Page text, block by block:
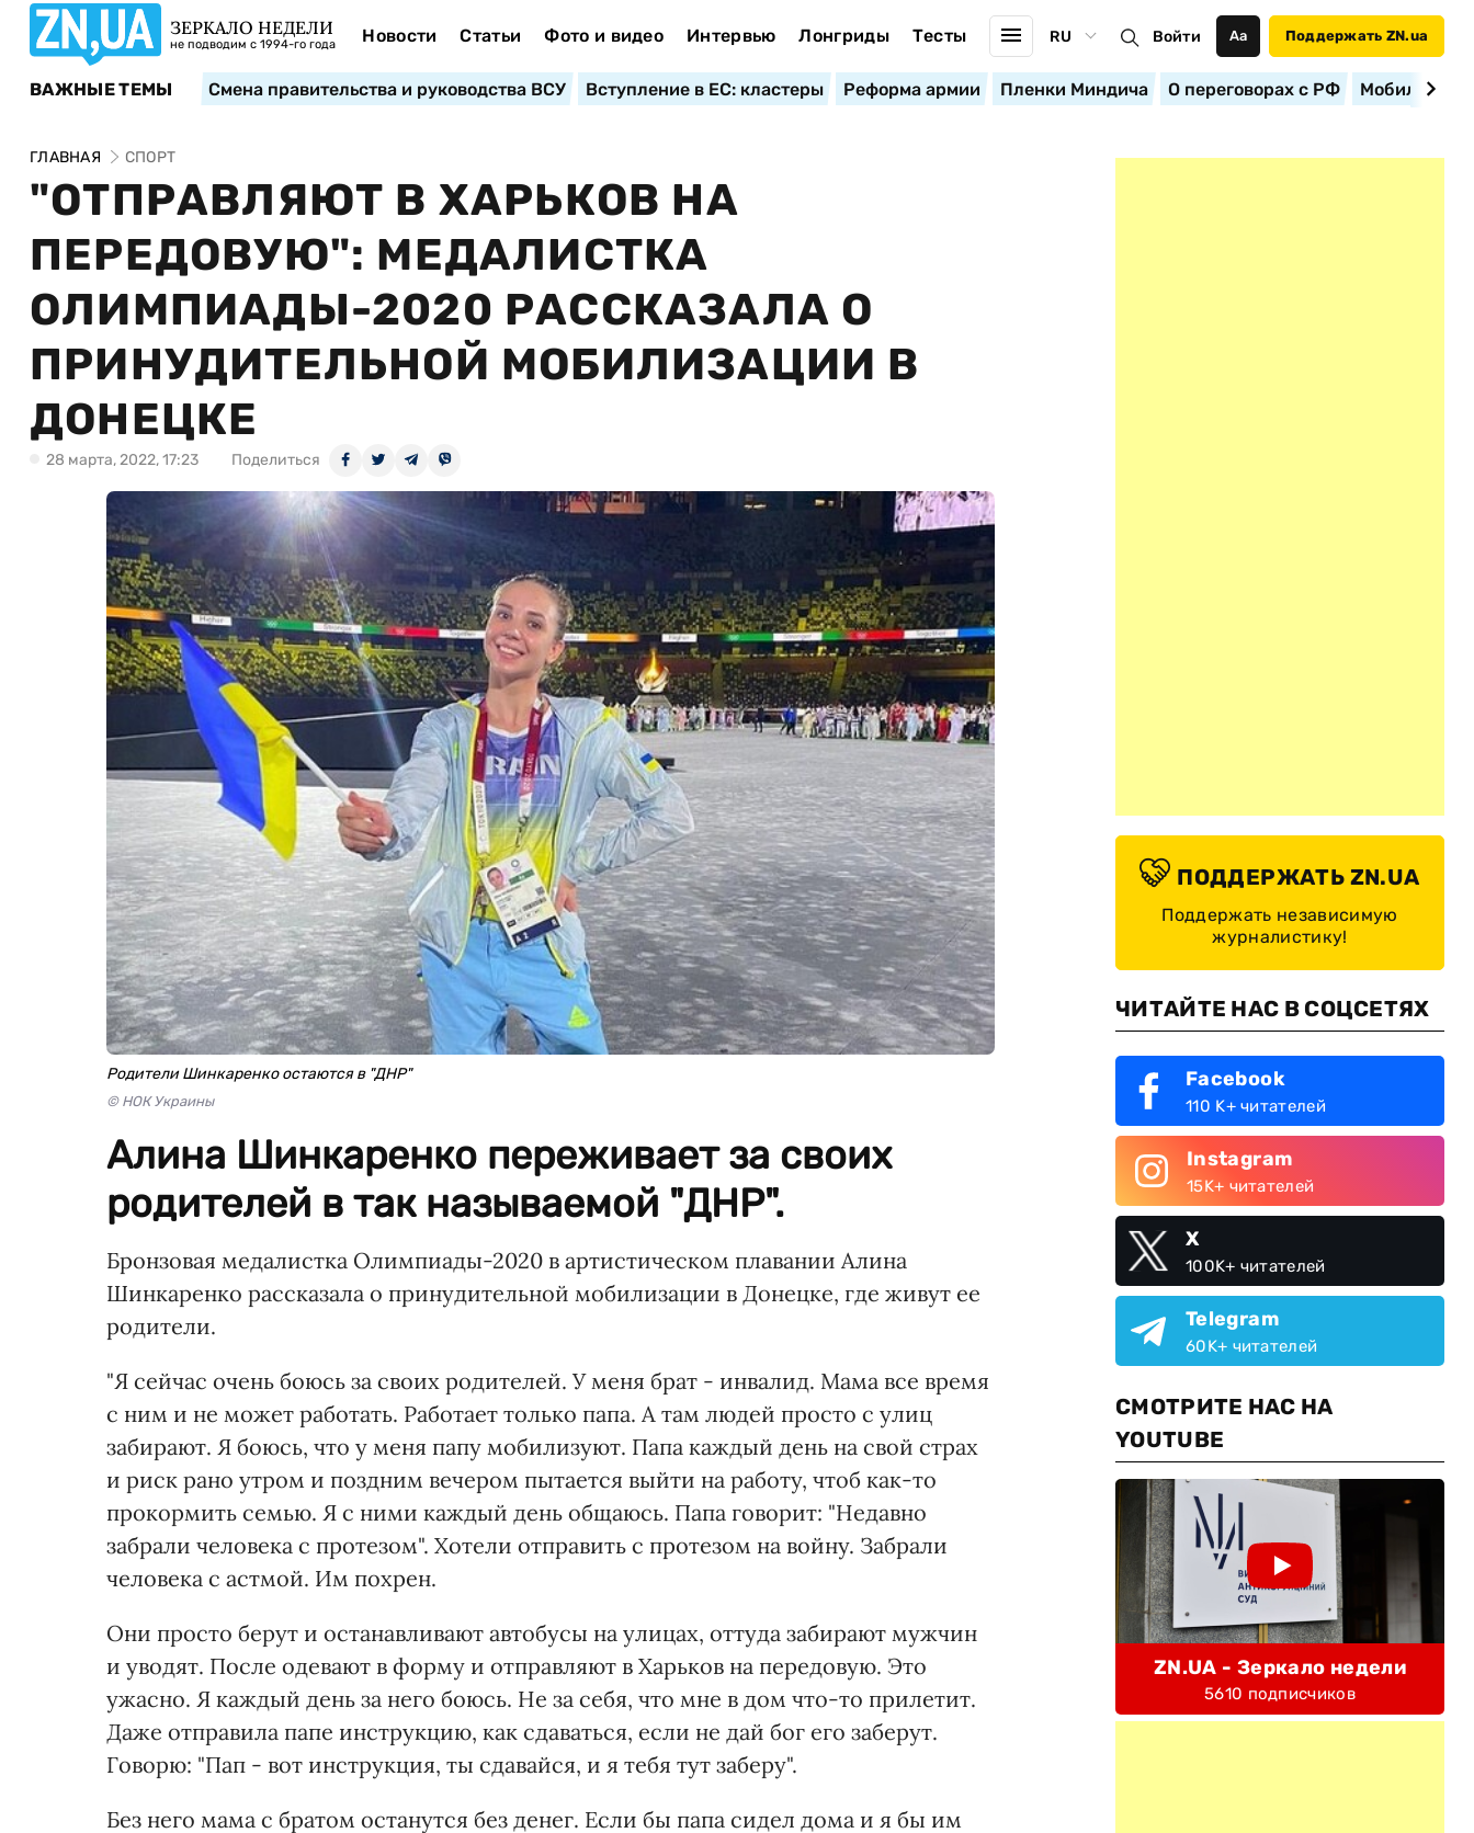
ЗЕРКАЛО НЕДЕЛИ
не подводим с 1994-го года Новости Статьи Фото и видео Интервью Лонгриды Тесты RU Войти Аа Поддержать ZN.ua
ВАЖНЫЕ ТЕМЫ Смена правительства и руководства ВСУ Вступление в ЕС: кластеры Реформа армии Пленки Миндича О переговорах с РФ
ГЛАВНАЯ СПОРТ
"ОТПРАВЛЯЮТ В ХАРЬКОВ НА
ПЕРЕДОВУЮ": МЕДАЛИСТКА
ОЛИМПИАДЫ-2020 РАССКАЗАЛА О
ПРИНУДИТЕЛЬНОЙ МОБИЛИЗАЦИИ В
ДОНЕЦКЕ
28 марта, 2022, 17:23 Поделиться
Родители Шинкаренко остаются в "ДНР"
© НОК Украины
Алина Шинкаренко переживает за своих
родителей в так называемой "ДНР".
Бронзовая медалистка Олимпиады-2020 в артистическом плавании Алина
Шинкаренко рассказала о принудительной мобилизации в Донецке, где живут ее
родители.
"Я сейчас очень боюсь за своих родителей. У меня брат - инвалид. Мама все время
с ним и не может работать. Работает только папа. А там людей просто с улиц
забирают. Я боюсь, что у меня папу мобилизуют. Папа каждый день на свой страх
и риск рано утром и поздним вечером пытается выйти на работу, чтоб как-то
прокормить семью. Я с ними каждый день общаюсь. Папа говорит: "Недавно
забрали человека с протезом". Хотели отправить с протезом на войну. Забрали
человека с астмой. Им похрен.
Они просто берут и останавливают автобусы на улицах, оттуда забирают мужчин
и уводят. После одевают в форму и отправляют в Харьков на передовую. Это
ужасно. Я каждый день за него боюсь. Не за себя, что мне в дом что-то прилетит.
Даже отправила папе инструкцию, как сдаваться, если не дай бог его заберут.
Говорю: "Пап - вот инструкция, ты сдавайся, и я тебя тут заберу".
Без него мама с братом останутся без денег. Если бы папа сидел дома и я бы им
ПОДДЕРЖАТЬ ZN.UA
Поддержать независимую
журналистику!
ЧИТАЙТЕ НАС В СОЦСЕТЯХ
Facebook
110 K+ читателей
Instagram
15K+ читателей
X
100K+ читателей
Telegram
60K+ читателей
СМОТРИТЕ НАС НА
YOUTUBE
ZN.UA - Зеркало недели
5610 подписчиков